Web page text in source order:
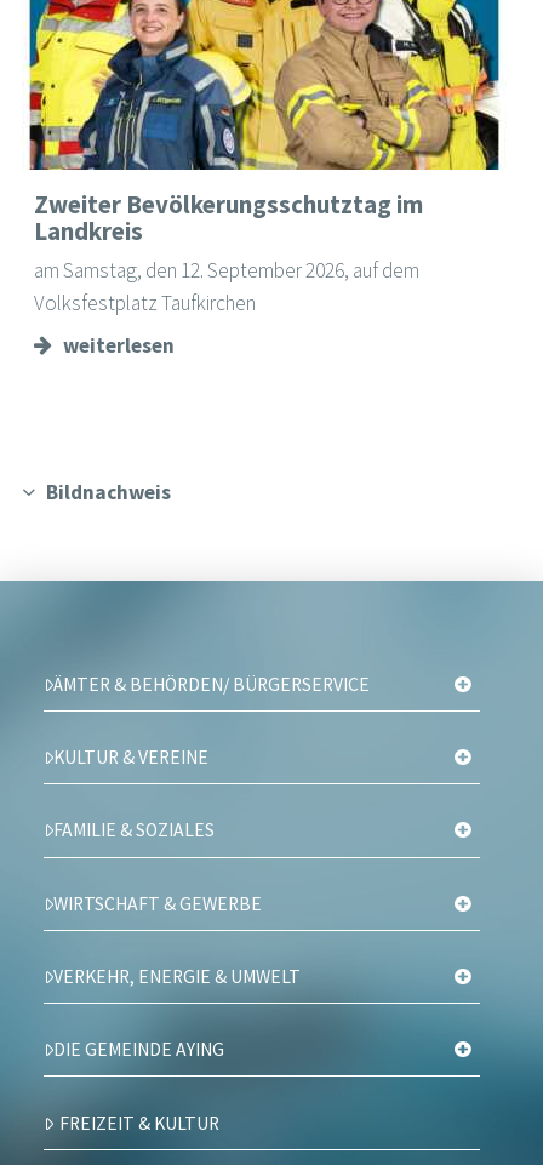
Zweiter Bevölkerungsschutztag im
Landkreis
am Samstag, den 12. September 2026, auf dem
Volksfestplatz Taufkirchen
weiterlesen
Bildnachweis
ÄMTER & BEHÖRDEN/ BÜRGERSERVICE
KULTUR & VEREINE
FAMILIE & SOZIALES
WIRTSCHAFT & GEWERBE
VERKEHR, ENERGIE & UMWELT
DIE GEMEINDE AYING
FREIZEIT & KULTUR